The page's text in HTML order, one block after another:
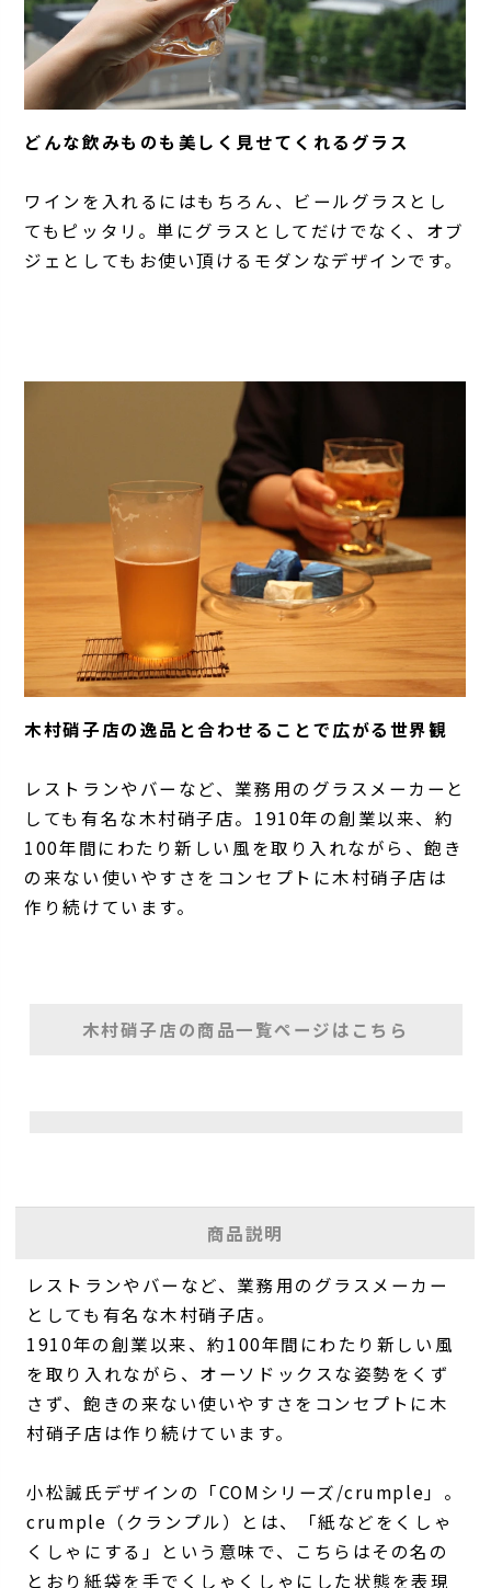
どんな飲みものも美しく見せてくれるグラス
ワインを入れるにはもちろん、ビールグラスとし
てもピッタリ。単にグラスとしてだけでなく、オブ
ジェとしてもお使い頂けるモダンなデザインです。
木村硝子店の逸品と合わせることで広がる世界観
レストランやバーなど、業務用のグラスメーカーと
しても有名な木村硝子店。1910年の創業以来、約
100年間にわたり新しい風を取り入れながら、飽き
の来ない使いやすさをコンセプトに木村硝子店は
作り続けています。
木村硝子店の商品一覧ページはこちら
商品説明
レストランやバーなど、業務用のグラスメーカー
としても有名な木村硝子店。
1910年の創業以来、約100年間にわたり新しい風
を取り入れながら、オーソドックスな姿勢をくず
さず、飽きの来ない使いやすさをコンセプトに木
村硝子店は作り続けています。
小松誠氏デザインの「COMシリーズ/crumple」。
crumple（クランプル）とは、「紙などをくしゃ
くしゃにする」という意味で、こちらはその名の
とおり紙袋を手でくしゃくしゃにした状態を表現